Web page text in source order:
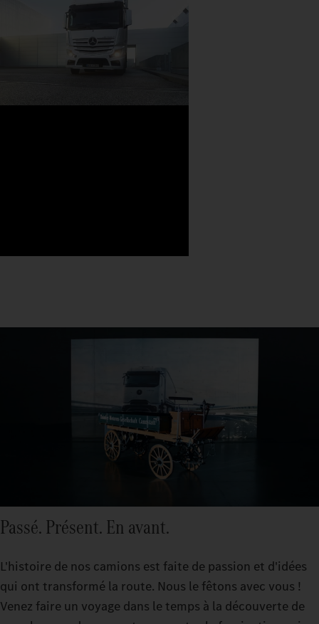
Passé. Présent. En avant.
L'histoire de nos camions est faite de passion et d'idées
qui ont transformé la route. Nous le fêtons avec vous !
Venez faire un voyage dans le temps à la découverte de